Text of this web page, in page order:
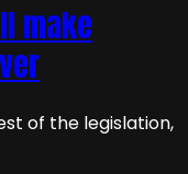
make
of the legislation,